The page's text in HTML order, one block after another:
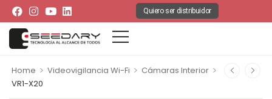
Quiero ser distribuidor
Home > Videovigilancia Wi-Fi > Cámaras Interior >
VR1-X20